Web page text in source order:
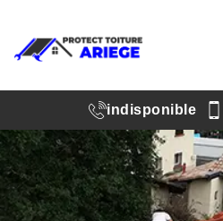
indisponible